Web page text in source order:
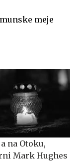
meje
na Otoku,
Mark Hughes